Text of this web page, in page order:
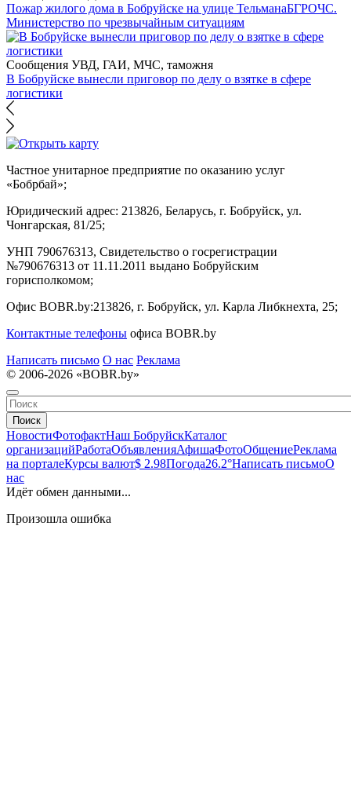
Пожар жилого дома в Бобруйске на улице ТельманаБГРОЧС.
Министерство по чрезвычайным ситуациям
Сообщения УВД, ГАИ, МЧС, таможня
В Бобруйске вынесли приговор по делу о взятке в сфере
логистики
Частное унитарное предприятие по оказанию услуг
«Бобрбай»;
Юридический адрес: 213826, Беларусь, г. Бобруйск, ул.
Чонгарская, 81/25;
УНП 790676313, Свидетельство о госрегистрации
№790676313 от 11.11.2011 выдано Бобруйским
горисполкомом;
Офис BOBR.by:213826, г. Бобруйск, ул. Карла Либкнехта, 25;
Контактные телефоны офиса BOBR.by
Написать письмо О нас Реклама
© 2006-2026 «BOBR.by»
Поиск
НовостиФотофактНаш БобруйскКаталог
организацийРаботаОбъявленияАфишаФотоОбщениеРеклама
на порталеКурсы валют$ 2.98Погода26.2°Написать письмоО
нас
Идёт обмен данными...
Произошла ошибка